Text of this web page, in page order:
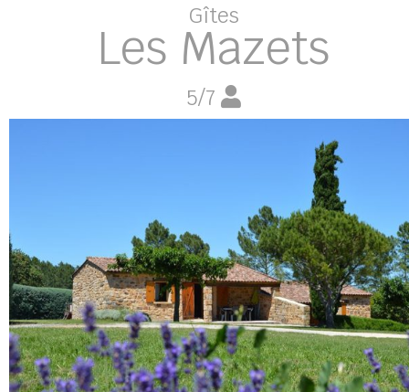
Gîtes
Les Mazets
5/7